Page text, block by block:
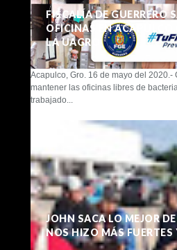
FISCALÍA DE GUERRERO
OFICINAS EN ACAPULCO
LA UAGRO
Acapulco, Gro. 16 de mayo del 2020.-
mantener las oficinas libres de
trabajado...
JOHN SACA LO MEJOR
NOS HIZO MÁS FUERTES